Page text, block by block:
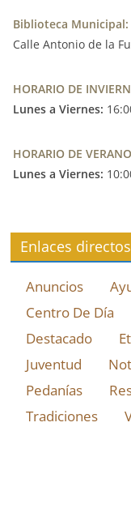
Biblioteca Municipal:
Calle Antonio de la
HORARIO DE
Lunes a Viernes:
HORARIO DE
Lunes a Viernes:
Enlaces directos
Anuncios
Centro De Día
Destacado
Juventud
Pedanías
Tradiciones